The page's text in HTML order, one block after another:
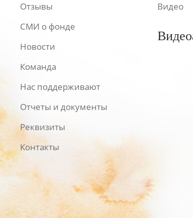
Отзывы
СМИ о фонде
Новости
Команда
Нас поддерживают
Отчеты и документы
Реквизиты
Контакты
Видео